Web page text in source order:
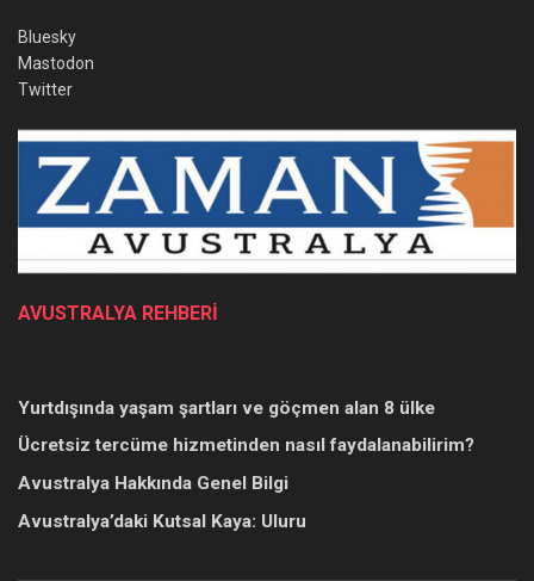
Bluesky
Mastodon
Twitter
AVUSTRALYA REHBERİ
Yurtdışında yaşam şartları ve göçmen alan 8 ülke
Ücretsiz tercüme hizmetinden nasıl faydalanabilirim?
Avustralya Hakkında Genel Bilgi
Avustralya’daki Kutsal Kaya: Uluru